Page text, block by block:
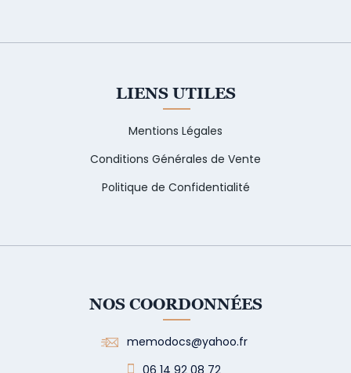
LIENS UTILES
Mentions Légales
Conditions Générales de Vente
Politique de Confidentialité
NOS COORDONNÉES
memodocs@yahoo.fr
06 14 92 08 72